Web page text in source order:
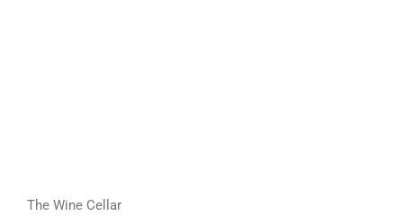
The Wine Cellar